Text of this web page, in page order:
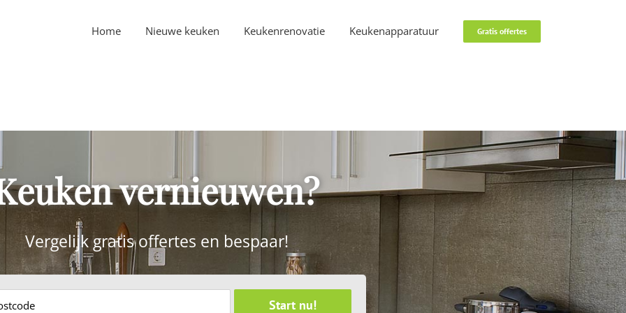
Home Nieuwe keuken Keukenrenovatie Keukenapparatuur Gratis offertes
vernieuwen?
Vergelijk gratis offertes en bespaar!
Start nu!